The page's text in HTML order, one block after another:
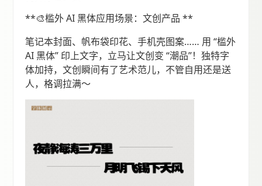
**🎨槛外 AI 黑体应用场景：文创产品 **
笔记本封面、帆布袋印花、手机壳图案…… 用 “槛外
AI 黑体” 印上文字，立马让文创变 “潮品”！独特字
体加持，文创瞬间有了艺术范儿，不管自用还是送
人，格调拉满～